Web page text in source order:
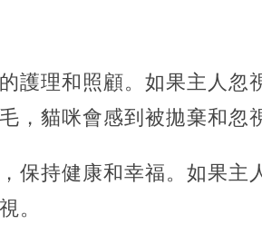
護理和照顧。如果主人忽
，貓咪會感到被拋棄和忽
保持健康和幸福。如果主
。